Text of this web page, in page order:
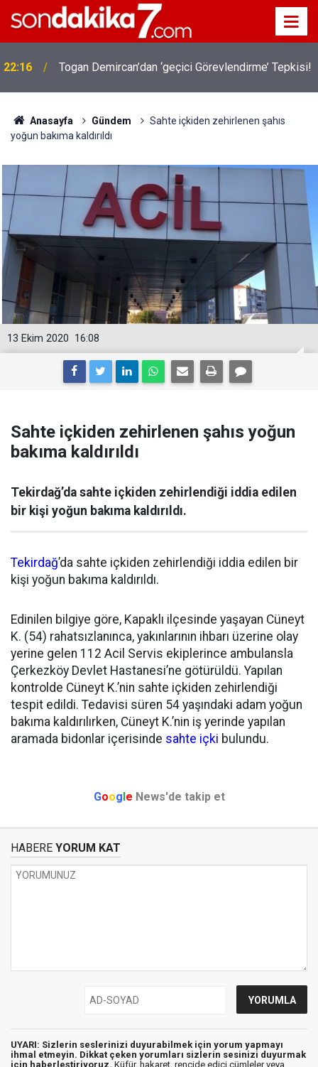
22:16 Togan Demircan’dan ‘geçici Görevlendirme’ Tepkisi!
Anasayfa Gündem
Sahte içkiden zehirlenen şahıs
yoğun bakıma kaldırıldı
16:08
13 Ekim 2020
Sahte içkiden zehirlenen şahıs yoğun
bakıma kaldırıldı
Tekirdağ’da sahte içkiden zehirlendiği iddia edilen
bir kişi yoğun bakıma kaldırıldı.
Tekirdağ’da sahte içkiden zehirlendiği iddia edilen bir
kişi yoğun bakıma kaldırıldı.
Edinilen bilgiye göre, Kapaklı ilçesinde yaşayan Cüneyt
K. (54) rahatsızlanınca, yakınlarının ihbarı üzerine olay
yerine gelen 112 Acil Servis ekiplerince ambulansla
Çerkezköy Devlet Hastanesi’ne götürüldü. Yapılan
kontrolde Cüneyt K.’nin sahte içkiden zehirlendiği
tespit edildi. Tedavisi süren 54 yaşındaki adam yoğun
bakıma kaldırılırken, Cüneyt K.’nin iş yerinde yapılan
aramada bidonlar içerisinde sahte içki bulundu.
Google News'de takip et
HABERE YORUM KAT
UYARI: Sizlerin seslerinizi duyurabilmek için yorum yapmayı
ihmal etmeyin. Dikkat çeken yorumları sizlerin sesinizi duyurmak
için haberleştiriyoruz. Küfür, hakaret, rencide edici cümleler veya